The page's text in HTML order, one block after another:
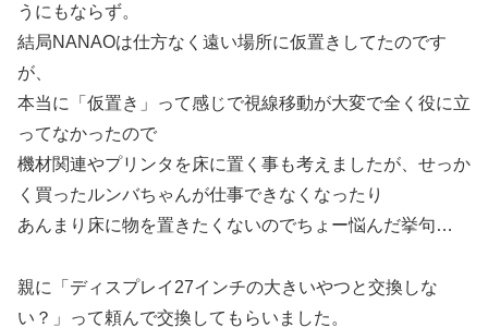
うにもならず。
結局NANAOは仕方なく遠い場所に仮置きしてたのです
が、
本当に「仮置き」って感じで視線移動が大変で全く役に立
ってなかったので
機材関連やプリンタを床に置く事も考えましたが、せっか
く買ったルンバちゃんが仕事できなくなったり
あんまり床に物を置きたくないのでちょー悩んだ挙句…
親に「ディスプレイ27インチの大きいやつと交換しな
い？」って頼んで交換してもらいました。